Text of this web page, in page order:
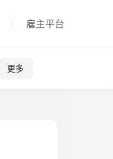
雇主平台
更多